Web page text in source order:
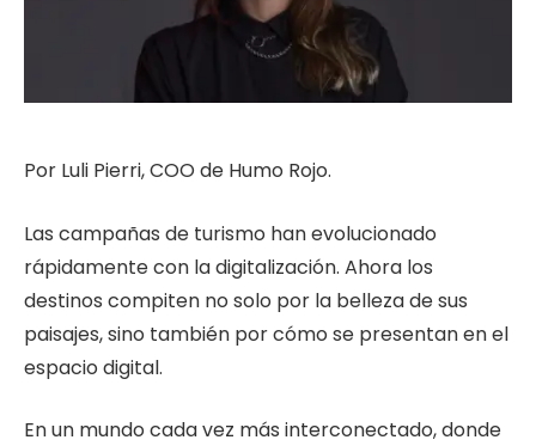
Por Luli Pierri, COO de Humo Rojo.
Las campañas de turismo han evolucionado
rápidamente con la digitalización. Ahora los
destinos compiten no solo por la belleza de sus
paisajes, sino también por cómo se presentan en el
espacio digital.
En un mundo cada vez más interconectado, donde